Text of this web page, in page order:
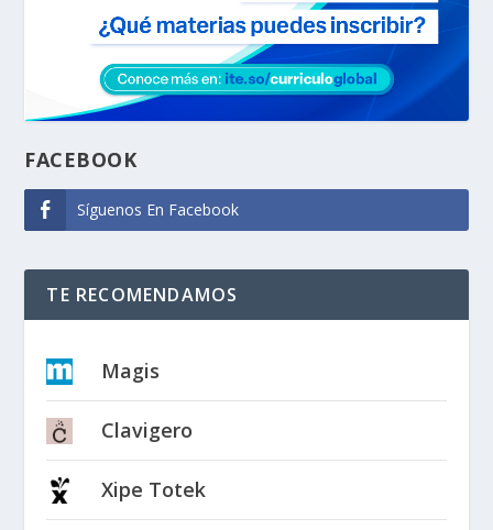
FACEBOOK
Síguenos En Facebook
TE RECOMENDAMOS
Magis
Clavigero
Xipe Totek